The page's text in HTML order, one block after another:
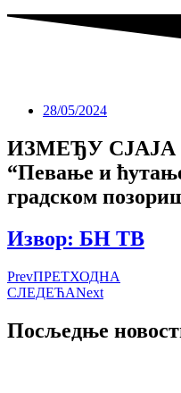
28/05/2024
ИЗМЕЂУ СЈАЈА
“Певање и
градском
Извор: БН ТВ
PrevПРЕТХОДНА
СЛЕДЕЋАNext
Посљедње